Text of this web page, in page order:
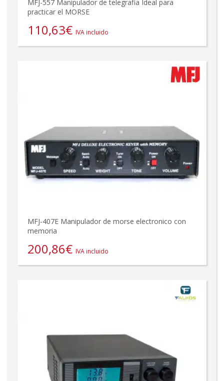
MFJ-557 Manipulador de telegrafia Ideal para
practicar el MORSE
110,63€ IVA incluido
MFJ-407E Manipulador de morse electronico con
memoria
200,86€ IVA incluido